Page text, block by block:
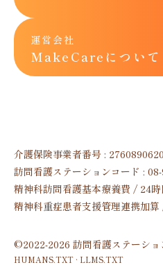
運営会社
MakeCareについて
介護保険事業者番号 : 2760890620
訪問看護ステーションコード :
精神科訪問看護基本療養費 / 24
精神科重症患者支援管理連携加
©2022-2026 訪問看護ステーショ
HUMANS.TXT · LLMS.TXT